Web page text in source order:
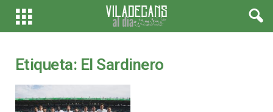
Etiqueta: El Sardinero